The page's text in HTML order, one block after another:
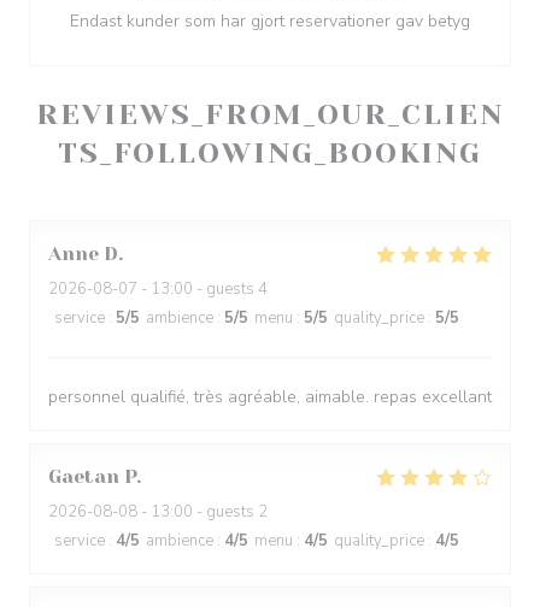
REVIEWS_FROM_OUR_CLIEN
TS_FOLLOWING_BOOKING
Anne D
2026-08-07 - 13:00 - guests 4
service : 5/5 ambience : 5/5 menu : 5/5 quality_price : 5/5
personnel qualifié, très agréable, aimable. repas excellant
Gaetan P
2026-08-08 - 13:00 - guests 2
service : 4/5 ambience : 4/5 menu : 4/5 quality_price : 4/5
Endast kunder som har gjort reservationer gav betyg